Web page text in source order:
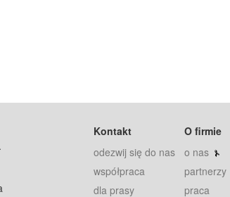
Kontakt
odezwij się do nas
współpraca
dla prasy
O firmie
o nas
partnerzy
praca